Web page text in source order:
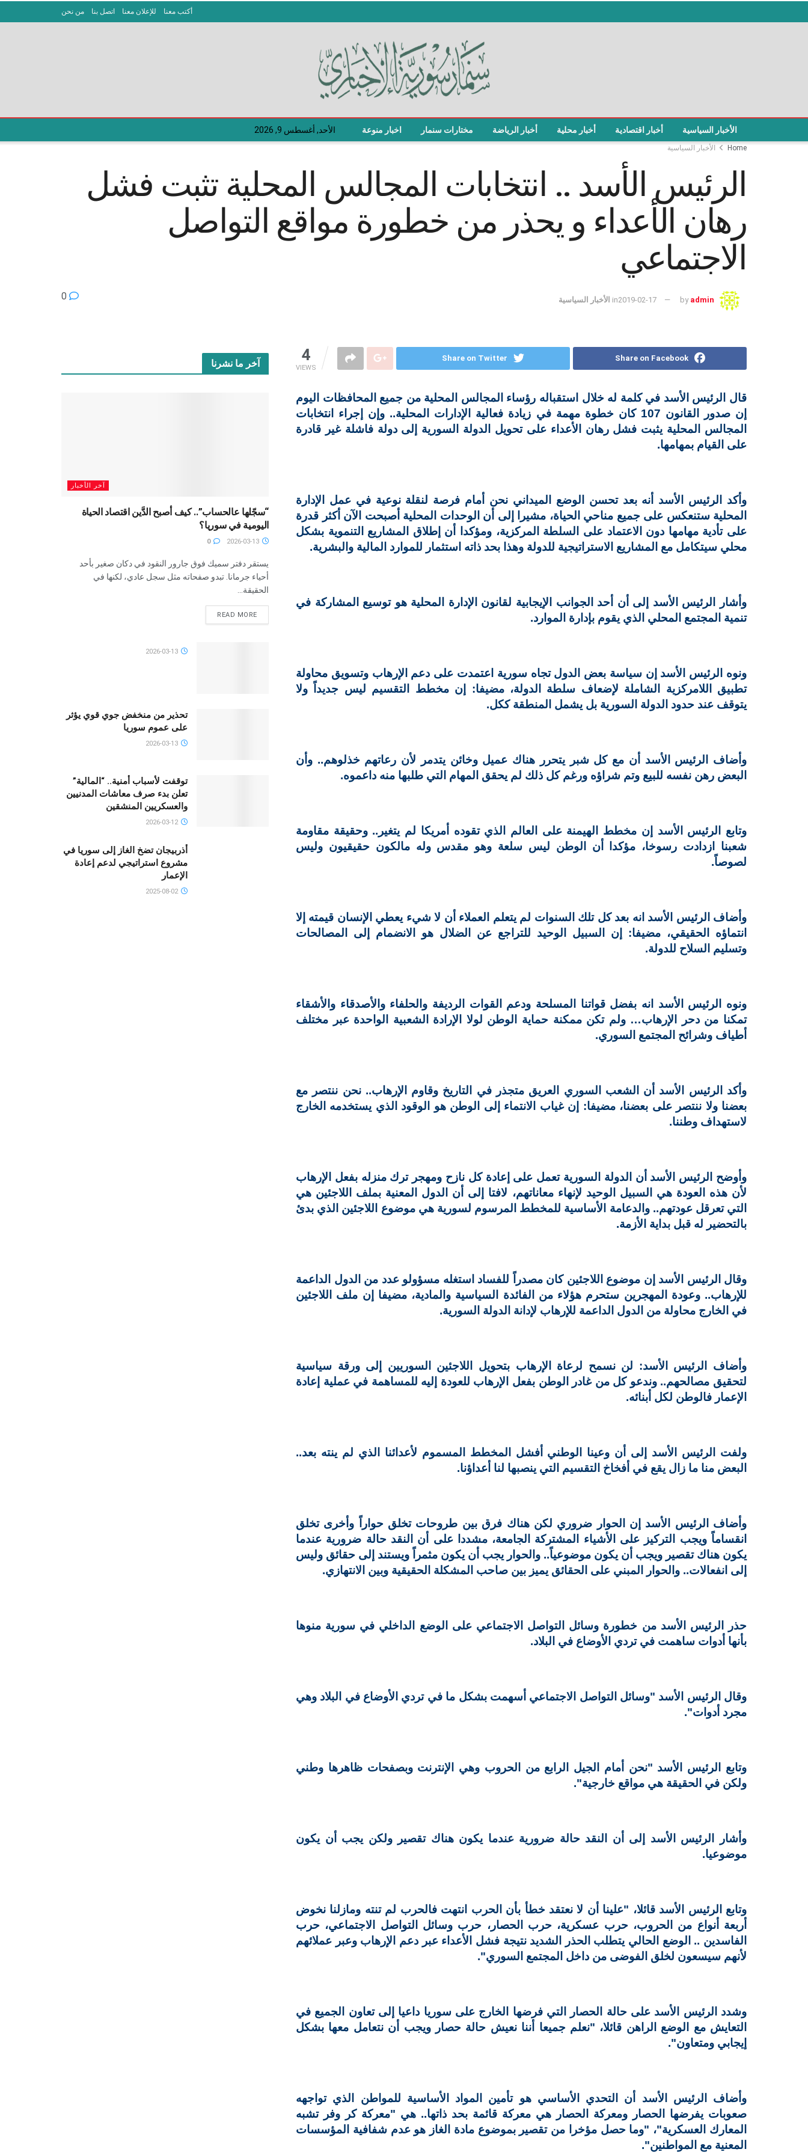
أكتب معنا للإعلان معنا اتصل بنا من نحن
الأخبار السياسية أخبار اقتصادية أخبار محلية أخبار الرياضة مختارات سنمار اخبار منوعة الأحد, أغسطس 9, 2026
Home الأخبار السياسية
الرئيس الأسد .. انتخابات المجالس المحلية تثبت فشل
رهان الأعداء و يحذر من خطورة مواقع التواصل
الاجتماعي
by admin
2019-02-17
in الأخبار السياسية
4
VIEWS
Share on Facebook
Share on Twitter
قال الرئيس الأسد في كلمة له خلال استقباله رؤساء المجالس المحلية من جميع المحافظات اليوم
إن صدور القانون 107 كان خطوة مهمة في زيادة فعالية الإدارات المحلية.. وإن إجراء انتخابات
المجالس المحلية يثبت فشل رهان الأعداء على تحويل الدولة السورية إلى دولة فاشلة غير قادرة
على القيام بمهامها.
وأكد الرئيس الأسد أنه بعد تحسن الوضع الميداني نحن أمام فرصة لنقلة نوعية في عمل الإدارة
المحلية ستنعكس على جميع مناحي الحياة، مشيرا إلى أن الوحدات المحلية أصبحت الآن أكثر قدرة
على تأدية مهامها دون الاعتماد على السلطة المركزية، ومؤكدا أن إطلاق المشاريع التنموية بشكل
محلي سيتكامل مع المشاريع الاستراتيجية للدولة وهذا بحد ذاته استثمار للموارد المالية والبشرية.
وأشار الرئيس الأسد إلى أن أحد الجوانب الإيجابية لقانون الإدارة المحلية هو توسيع المشاركة في
تنمية المجتمع المحلي الذي يقوم بإدارة الموارد.
ونوه الرئيس الأسد إن سياسة بعض الدول تجاه سورية اعتمدت على دعم الإرهاب وتسويق محاولة
تطبيق اللامركزية الشاملة لإضعاف سلطة الدولة، مضيفا: إن مخطط التقسيم ليس جديداً ولا
يتوقف عند حدود الدولة السورية بل يشمل المنطقة ككل.
وأضاف الرئيس الأسد أن مع كل شبر يتحرر هناك عميل وخائن يتدمر لأن رعاتهم خذلوهم.. وأن
البعض رهن نفسه للبيع وتم شراؤه ورغم كل ذلك لم يحقق المهام التي طلبها منه داعموه.
وتابع الرئيس الأسد إن مخطط الهيمنة على العالم الذي تقوده أمريكا لم يتغير.. وحقيقة مقاومة
شعبنا ازدادت رسوخا، مؤكدا أن الوطن ليس سلعة وهو مقدس وله مالكون حقيقيون وليس
لصوصاً.
وأضاف الرئيس الأسد انه بعد كل تلك السنوات لم يتعلم العملاء أن لا شيء يعطي الإنسان قيمته إلا
انتماؤه الحقيقي، مضيفا: إن السبيل الوحيد للتراجع عن الضلال هو الانضمام إلى المصالحات
وتسليم السلاح للدولة.
ونوه الرئيس الأسد انه بفضل قواتنا المسلحة ودعم القوات الرديفة والحلفاء والأصدقاء والأشقاء
تمكنا من دحر الإرهاب… ولم تكن ممكنة حماية الوطن لولا الإرادة الشعبية الواحدة عبر مختلف
أطياف وشرائح المجتمع السوري.
وأكد الرئيس الأسد أن الشعب السوري العريق متجذر في التاريخ وقاوم الإرهاب.. نحن ننتصر مع
بعضنا ولا ننتصر على بعضنا، مضيفا: إن غياب الانتماء إلى الوطن هو الوقود الذي يستخدمه الخارج
لاستهداف وطننا.
وأوضح الرئيس الأسد أن الدولة السورية تعمل على إعادة كل نازح ومهجر ترك منزله بفعل الإرهاب
لأن هذه العودة هي السبيل الوحيد لإنهاء معاناتهم، لافتا إلى أن الدول المعنية بملف اللاجئين هي
التي تعرقل عودتهم.. والدعامة الأساسية للمخطط المرسوم لسورية هي موضوع اللاجئين الذي بدئ
بالتحضير له قبل بداية الأزمة.
وقال الرئيس الأسد إن موضوع اللاجئين كان مصدراً للفساد استغله مسؤولو عدد من الدول الداعمة
للإرهاب.. وعودة المهجرين ستحرم هؤلاء من الفائدة السياسية والمادية، مضيفا إن ملف اللاجئين
في الخارج محاولة من الدول الداعمة للإرهاب لإدانة الدولة السورية.
وأضاف الرئيس الأسد: لن نسمح لرعاة الإرهاب بتحويل اللاجئين السوريين إلى ورقة سياسية
لتحقيق مصالحهم.. وندعو كل من غادر الوطن بفعل الإرهاب للعودة إليه للمساهمة في عملية إعادة
الإعمار فالوطن لكل أبنائه.
ولفت الرئيس الأسد إلى أن وعينا الوطني أفشل المخطط المسموم لأعدائنا الذي لم ينته بعد..
البعض منا ما زال يقع في أفخاخ التقسيم التي ينصبها لنا أعداؤنا.
وأضاف الرئيس الأسد إن الحوار ضروري لكن هناك فرق بين طروحات تخلق حواراً وأخرى تخلق
انقساماً ويجب التركيز على الأشياء المشتركة الجامعة، مشددا على أن النقد حالة ضرورية عندما
يكون هناك تقصير ويجب أن يكون موضوعياً.. والحوار يجب أن يكون مثمراً ويستند إلى حقائق وليس
إلى انفعالات.. والحوار المبني على الحقائق يميز بين صاحب المشكلة الحقيقية وبين الانتهازي.
حذر الرئيس الأسد من خطورة وسائل التواصل الاجتماعي على الوضع الداخلي في سورية منوها
بأنها أدوات ساهمت في تردي الأوضاع في البلاد.
وقال الرئيس الأسد "وسائل التواصل الاجتماعي أسهمت بشكل ما في تردي الأوضاع في البلاد وهي
مجرد أدوات".
وتابع الرئيس الأسد "نحن أمام الجيل الرابع من الحروب وهي الإنترنت وبصفحات ظاهرها وطني
ولكن في الحقيقة هي مواقع خارجية".
وأشار الرئيس الأسد إلى أن النقد حالة ضرورية عندما يكون هناك تقصير ولكن يجب أن يكون
موضوعيا.
وتابع الرئيس الأسد قائلا، "علينا أن لا نعتقد خطأ بأن الحرب انتهت فالحرب لم تنته ومازلنا نخوض
أربعة أنواع من الحروب، حرب عسكرية، حرب الحصار، حرب وسائل التواصل الاجتماعي، حرب
الفاسدين .. الوضع الحالي يتطلب الحذر الشديد نتيجة فشل الأعداء عبر دعم الإرهاب وعبر عملائهم
لأنهم سيسعون لخلق الفوضى من داخل المجتمع السوري".
وشدد الرئيس الأسد على حالة الحصار التي فرضها الخارج على سوريا داعيا إلى تعاون الجميع في
التعايش مع الوضع الراهن قائلا، "نعلم جميعا أننا نعيش حالة حصار ويجب أن نتعامل معها بشكل
إيجابي ومتعاون".
وأضاف الرئيس الأسد أن التحدي الأساسي هو تأمين المواد الأساسية للمواطن الذي تواجهه
صعوبات يفرضها الحصار ومعركة الحصار هي معركة قائمة بحد ذاتها.. هي "معركة كر وفر تشبه
المعارك العسكرية"، "وما حصل مؤخرا من تقصير بموضوع مادة الغاز هو عدم شفافية المؤسسات
المعنية مع المواطنين".
آخر ما نشرنا
آخر الأخبار
“سجّلها عالحساب”.. كيف أصبح الدَّين اقتصاد الحياة
اليومية في سوريا؟
0
يستقر دفتر سميك فوق جارور النقود في دكان صغير بأحد
أحياء جرمانا. تبدو صفحاته مثل سجل عادي، لكنها في
الحقيقة...
READ MORE
تحذير من منخفض جوي قوي يؤثر
على عموم سوريا
توقفت لأسباب أمنية.. “المالية”
تعلن بدء صرف معاشات المدنيين
والعسكريين المنشقين
2026-03-12
أذربيجان تضخ الغاز إلى سوريا في
مشروع استراتيجي لدعم إعادة
الإعمار
2025-08-02